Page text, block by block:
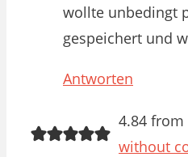
wollte unbedingt
gespeichert und
Antworten
4.84 from
without